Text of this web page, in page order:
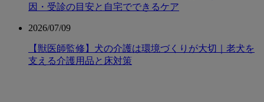
因・受診の目安と自宅でできるケア
2026/07/09
【獣医師監修】犬の介護は環境づくりが大切｜老犬を
支える介護用品と床対策